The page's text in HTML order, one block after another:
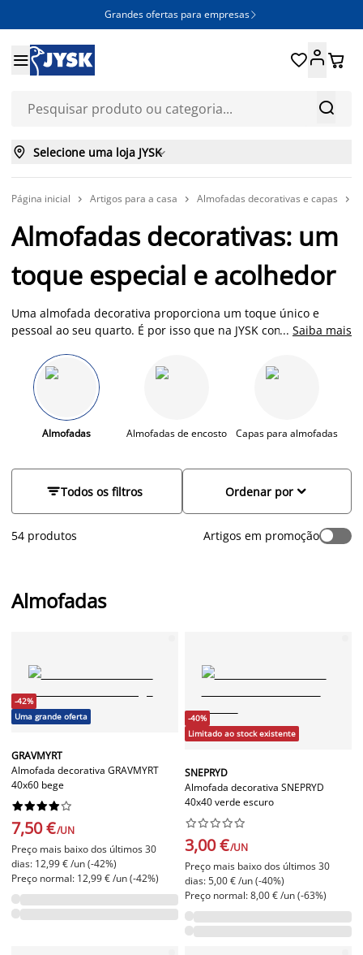
Grandes ofertas para empresas 


 
 Selecione uma loja JYSK
Página inicial  Artigos para a casa  Almofadas decorativas e capas 
Almofadas decorativas: um
toque especial e acolhedor
Uma almofada decorativa proporciona um toque único e
pessoal ao seu quarto. É por isso que na JYSK contamos com
variedade de tons, padrões e formatos que dão vida ao seu
... Saiba mais
Almofadas Almofadas de encosto Capas para almofadas
Todos os filtros 
Ordenar por
54 produtos Artigos em promoção
Almofadas
-42%
Uma grande oferta
GRAVMYRT
Almofada decorativa GRAVMYRT
40x60 bege






7,50 €/UN
Preço mais baixo dos últimos 30
dias: 12,99 € /un (-42%)
Preço normal: 12,99 € /un (-42%)
-40%
Limitado ao stock existente
SNEPRYD
Almofada decorativa SNEPRYD
40x40 verde escuro






3,00 €/UN
Preço mais baixo dos últimos 30
dias: 5,00 € /un (-40%)
Preço normal: 8,00 € /un (-63%)